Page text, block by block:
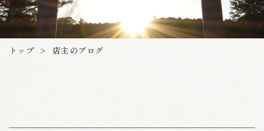
トップ > 店主のブログ